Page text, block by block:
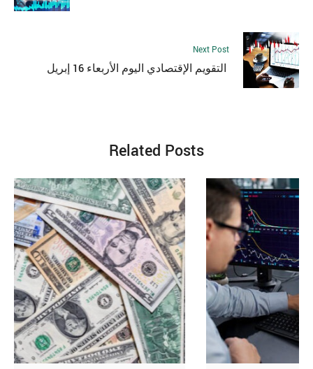
Next Post
Related Posts